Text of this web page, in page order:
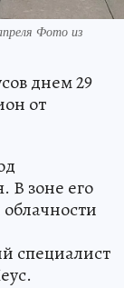
Фото из
днем 29
от
В зоне его
специалист